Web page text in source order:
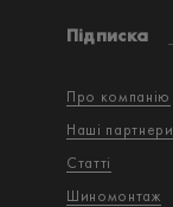
Про компанію
Наші партнери
Статті
Шиномонтаж
Підписка